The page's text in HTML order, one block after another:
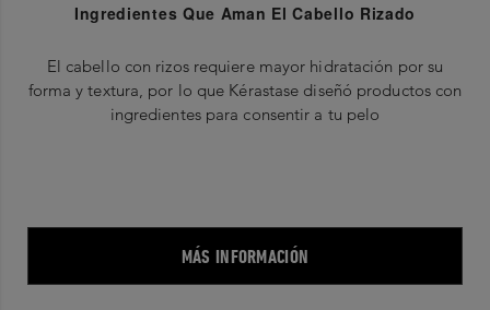
Ingredientes Que Aman El Cabello Rizado
El cabello con rizos requiere mayor hidratación por su
forma y textura, por lo que Kérastase diseñó productos con
ingredientes para consentir a tu pelo
MÁS INFORMACIÓN